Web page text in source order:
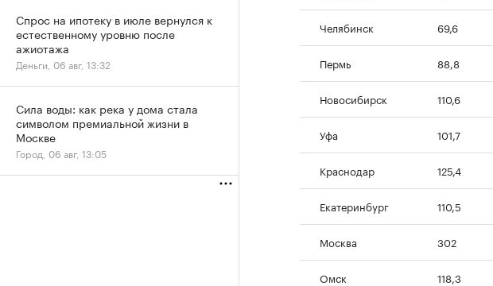
Челябинск 69,6
Пермь 88,8
Новосибирск 110,6
Уфа 101,7
Краснодар 125,4
Екатеринбург 110,5
Москва 302
Омск 118,3
Спрос на ипотеку в июле вернулся к
естественному уровню после
ажиотажа
Деньги, 06 авг, 13:32
Сила воды: как река у дома стала
символом премиальной жизни в
Москве
Город, 06 авг, 13:05